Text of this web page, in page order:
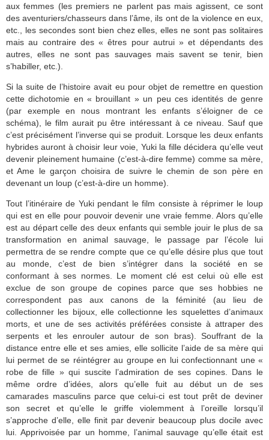
aux femmes (les premiers ne parlent pas mais agissent, ce sont
des aventuriers/chasseurs dans l’âme, ils ont de la violence en eux,
etc., les secondes sont bien chez elles, elles ne sont pas solitaires
mais au contraire des « êtres pour autrui » et dépendants des
autres, elles ne sont pas sauvages mais savent se tenir, bien
s’habiller, etc.).
Si la suite de l’histoire avait eu pour objet de remettre en question
cette dichotomie en « brouillant » un peu ces identités de genre
(par exemple en nous montrant les enfants s’éloigner de ce
schéma), le film aurait pu être intéressant à ce niveau. Sauf que
c’est précisément l’inverse qui se produit. Lorsque les deux enfants
hybrides auront à choisir leur voie, Yuki la fille décidera qu’elle veut
devenir pleinement humaine (c’est-à-dire femme) comme sa mère,
et Ame le garçon choisira de suivre le chemin de son père en
devenant un loup (c’est-à-dire un homme).
Tout l’itinéraire de Yuki pendant le film consiste à réprimer le loup
qui est en elle pour pouvoir devenir une vraie femme. Alors qu’elle
est au départ celle des deux enfants qui semble jouir le plus de sa
transformation en animal sauvage, le passage par l’école lui
permettra de se rendre compte que ce qu’elle désire plus que tout
au monde, c’est de bien s’intégrer dans la société en se
conformant à ses normes. Le moment clé est celui où elle est
exclue de son groupe de copines parce que ses hobbies ne
correspondent pas aux canons de la féminité (au lieu de
collectionner les bijoux, elle collectionne les squelettes d’animaux
morts, et une de ses activités préférées consiste à attraper des
serpents et les enrouler autour de son bras). Souffrant de la
distance entre elle et ses amies, elle sollicite l’aide de sa mère qui
lui permet de se réintégrer au groupe en lui confectionnant une «
robe de fille » qui suscite l’admiration de ses copines. Dans le
même ordre d’idées, alors qu’elle fuit au début un de ses
camarades masculins parce que celui-ci est tout prêt de deviner
son secret et qu’elle le griffe violemment à l’oreille lorsqu’il
s’approche d’elle, elle finit par devenir beaucoup plus docile avec
lui. Apprivoisée par un homme, l’animal sauvage qu’elle était est